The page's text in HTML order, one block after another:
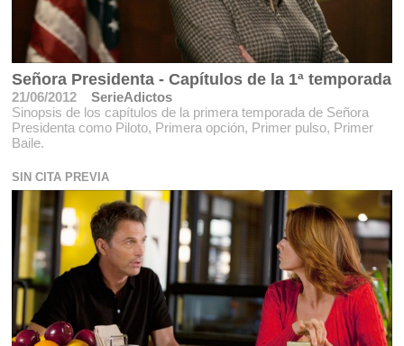
Señora Presidenta - Capítulos de la 1ª temporada
21/06/2012
SerieAdictos
Sinopsis de los capítulos de la primera temporada de Señora
Presidenta como Piloto, Primera opción, Primer pulso, Primer
Baile.
SIN CITA PREVIA